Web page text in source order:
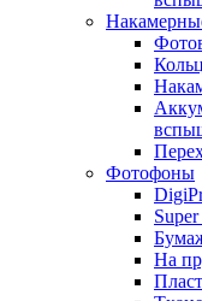
Фотофоны
На